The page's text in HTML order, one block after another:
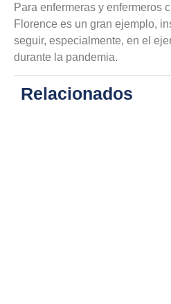
Para enfermeras y enfermeros
Florence es un gran ejemplo,
seguir, especialmente, en el
durante la pandemia​.
Relacionados